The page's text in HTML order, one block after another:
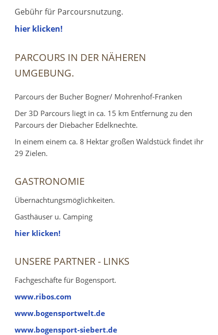
Gebühr für Parcoursnutzung.
hier klicken!
PARCOURS IN DER NÄHEREN
UMGEBUNG.
Parcours der Bucher Bogner/ Mohrenhof-Franken
Der 3D Parcours liegt in ca. 15 km Entfernung zu den
Parcours der Diebacher Edelknechte.
In einem einem ca. 8 Hektar großen Waldstück findet ihr
29 Zielen.
GASTRONOMIE
Übernachtungsmöglichkeiten.
Gasthäuser u. Camping
hier klicken!
UNSERE PARTNER - LINKS
Fachgeschäfte für Bogensport.
www.ribos.com
www.bogensportwelt.de
www.bogensport-siebert.de